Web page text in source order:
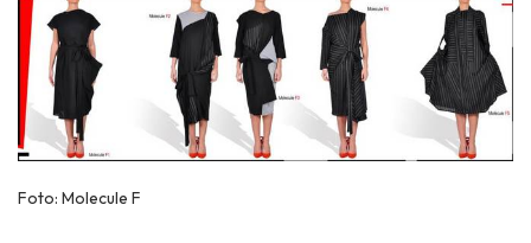
Foto: Molecule F